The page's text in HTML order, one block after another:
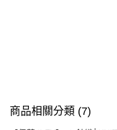
商品相關分類 (7)